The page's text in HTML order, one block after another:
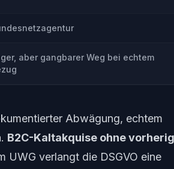
aber gangbarer Weg bei echtem
Abwägung, echtem
B2C-Kaltakquise ohne
UWG verlangt die DSGVO eine